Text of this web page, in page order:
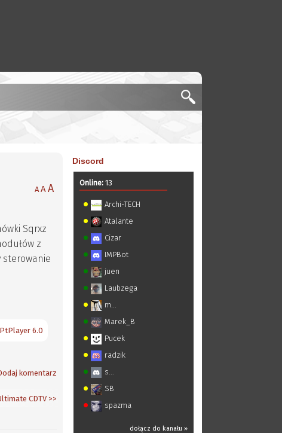
A AA
Sqrxz
z
sterowanie
PtPlayer 6.0
komentarz
CDTV>>
Discord
Online:13
Archi-TECH
Atalante
Cizar
IMPBot
juen
Laubzega
m...
Marek_B
Pucek
radzik
s...
SB
spazma
dołącz do kanału »